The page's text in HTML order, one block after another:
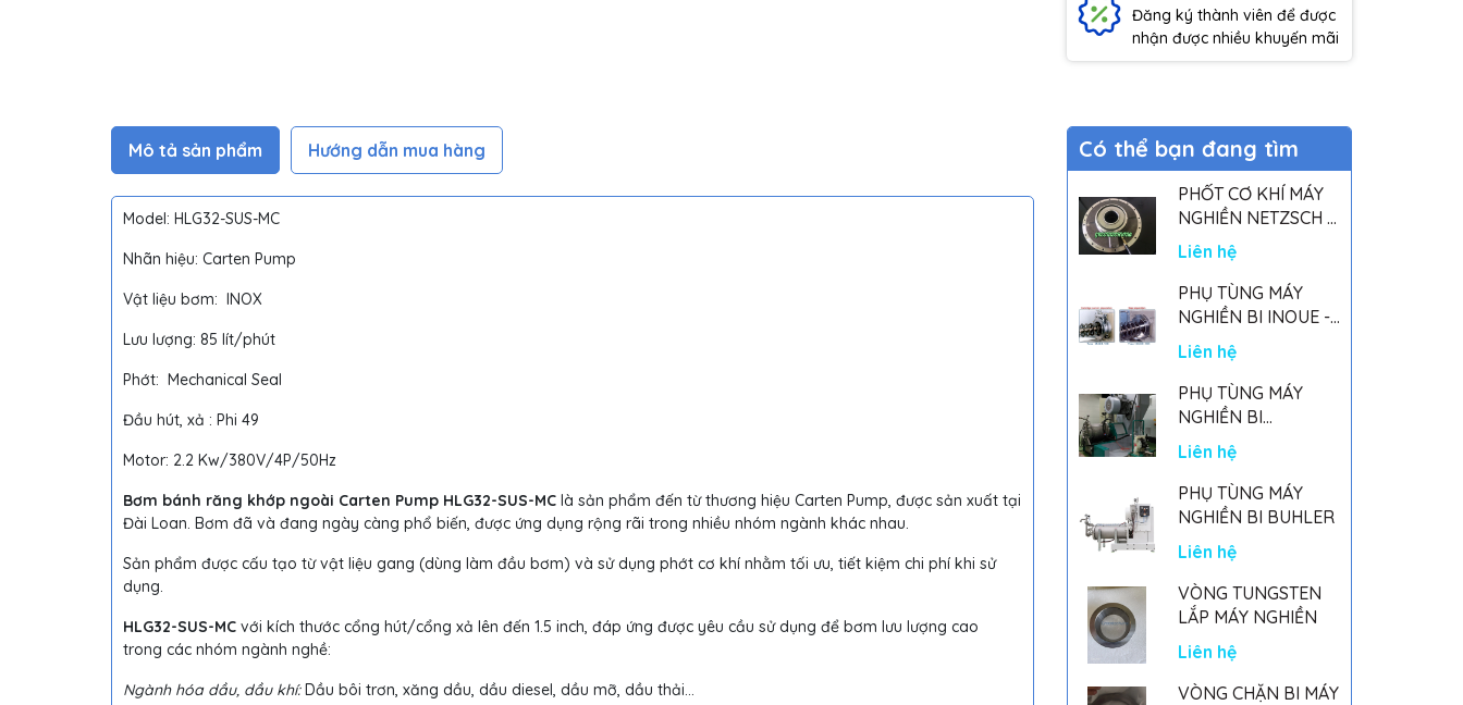
Đăng ký thành viên để được
nhận được nhiều khuyến mãi
Mô tả sản phẩm Hướng dẫn mua hàng
Model: HLG32-SUS-MC
Nhãn hiệu: Carten Pump
Vật liệu bơm: INOX
Lưu lượng: 85 lít/phút
Phớt: Mechanical Seal
Đầu hút, xả : Phi 49
Motor: 2.2 Kw/380V/4P/50Hz
Bơm bánh răng khớp ngoài Carten Pump HLG32-SUS-MC là sản phẩm đến từ thương hiệu Carten Pump, được sản xuất tại
Đài Loan. Bơm đã và đang ngày càng phổ biến, được ứng dụng rộng rãi trong nhiều nhóm ngành khác nhau.
Sản phẩm được cấu tạo từ vật liệu gang (dùng làm đầu bơm) và sử dụng phớt cơ khí nhằm tối ưu, tiết kiệm chi phí khi sử
dụng.
HLG32-SUS-MC với kích thước cổng hút/cổng xả lên đến 1.5 inch, đáp ứng được yêu cầu sử dụng để bơm lưu lượng cao
trong các nhóm ngành nghề:
Ngành hóa dầu, dầu khí:Dầu bôi trơn, xăng dầu, dầu diesel, dầu mỡ, dầu thải…
Có thể bạn đang tìm
PHỐT CƠ KHÍ MÁY
NGHIỀN NETZSCH -
GERMANY
Liên hệ
PHỤ TÙNG MÁY
NGHIỀN BI INOUE -
PARTS FOR MHGII-
50 MIGHTY MILL
MARK II
Liên hệ
PHỤ TÙNG MÁY
NGHIỀN BI
NETSZCH
Liên hệ
PHỤ TÙNG MÁY
NGHIỀN BI BUHLER
Liên hệ
VÒNG TUNGSTEN
LẮP MÁY NGHIỀN
Liên hệ
VÒNG CHẶN BI MÁY